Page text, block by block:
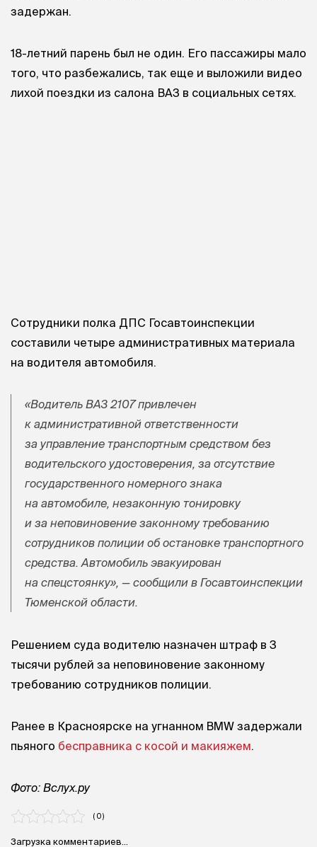
задержан.
18-летний парень был не один. Его пассажиры мало
того, что разбежались, так еще и выложили видео
лихой поездки из салона ВАЗ в социальных сетях.
Сотрудники полка ДПС Госавтоинспекции
составили четыре административных материала
на водителя автомобиля.
«Водитель ВАЗ 2107 привлечен
к административной ответственности
за управление транспортным средством без
водительского удостоверения, за отсутствие
государственного номерного знака
на автомобиле, незаконную тонировку
и за неповиновение законному требованию
сотрудников полиции об остановке транспортного
средства. Автомобиль эвакуирован
на спецстоянку», — сообщили в Госавтоинспекции
Тюменской области.
Решением суда водителю назначен штраф в 3
тысячи рублей за неповиновение законному
требованию сотрудников полиции.
Ранее в Красноярске на угнанном BMW задержали
пьяного бесправника с косой и макияжем.
Фото: Вслух.ру
( 0 )
Загрузка комментариев...